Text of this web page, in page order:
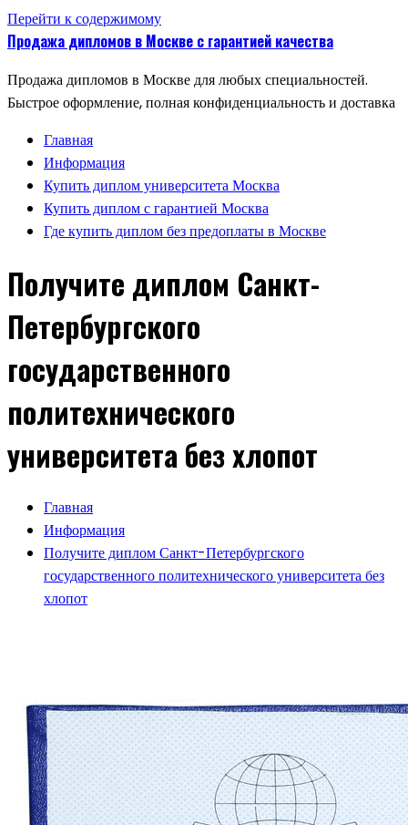
Перейти к содержимому
Продажа дипломов в Москве с гарантией качества
Продажа дипломов в Москве для любых специальностей.
Быстрое оформление, полная конфиденциальность и доставка
Главная
Информация
Купить диплом университета Москва
Купить диплом с гарантией Москва
Где купить диплом без предоплаты в Москве
Получите диплом Санкт-
Петербургского
государственного
политехнического
университета без хлопот
Главная
Информация
Получите диплом Санкт-Петербургского
государственного политехнического университета без
хлопот